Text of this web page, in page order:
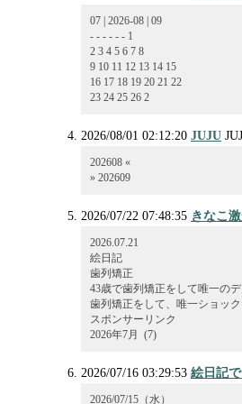
07 | 2026-08 | 09
- - - - - - 1
2 3 4 5 6 7 8
9 10 11 12 13 14 15
16 17 18 19 20 21 22
23 24 25 26 2
2026/08/01 02:12:20 JUJU
202608 «
» 202609
2026/07/22 07:48:35 きなこ
2026.07.21
絵日記
歯列矯正
43歳で歯列矯正をして唯一のデ
歯列矯正をして、唯一ショッ
スポンサーリンク
2026年7月 (7)
2026/07/16 03:29:53 絵日記
2026/07/15（水）